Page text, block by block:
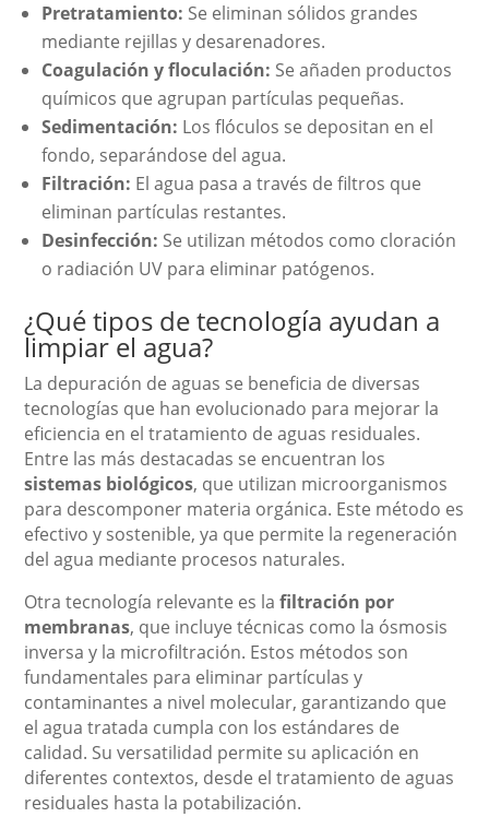
Pretratamiento: Se eliminan sólidos grandes
mediante rejillas y desarenadores.
Coagulación y floculación: Se añaden productos
químicos que agrupan partículas pequeñas.
Sedimentación: Los flóculos se depositan en el
fondo, separándose del agua.
Filtración: El agua pasa a través de filtros que
eliminan partículas restantes.
Desinfección: Se utilizan métodos como cloración
o radiación UV para eliminar patógenos.
¿Qué tipos de tecnología ayudan a
limpiar el agua?
La depuración de aguas se beneficia de diversas
tecnologías que han evolucionado para mejorar la
eficiencia en el tratamiento de aguas residuales.
Entre las más destacadas se encuentran los
sistemas biológicos, que utilizan microorganismos
para descomponer materia orgánica. Este método es
efectivo y sostenible, ya que permite la regeneración
del agua mediante procesos naturales.
Otra tecnología relevante es lafiltración por
membranas, que incluye técnicas como la ósmosis
inversa y la microfiltración. Estos métodos son
fundamentales para eliminar partículas y
contaminantes a nivel molecular, garantizando que
el agua tratada cumpla con los estándares de
calidad. Su versatilidad permite su aplicación en
diferentes contextos, desde el tratamiento de aguas
residuales hasta la potabilización.